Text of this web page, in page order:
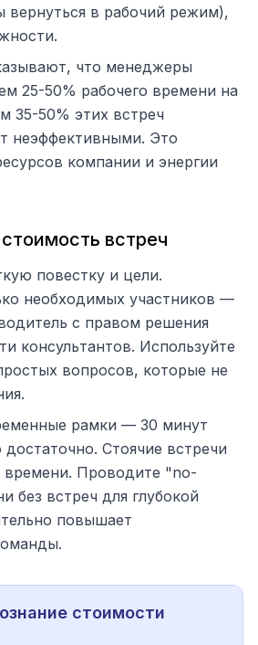
вернуться в рабочий режим),
что менеджеры
25-50% рабочего времени на
35-50% этих встреч
неэффективными. Это
компании и энергии
встреч
повестку и цели.
необходимых участников —
с правом решения
консультантов. Используйте
вопросов, которые не
рамки — 30 минут
достаточно. Стоячие встречи
Проводите "no-
без встреч для глубокой
повышает
стоимости